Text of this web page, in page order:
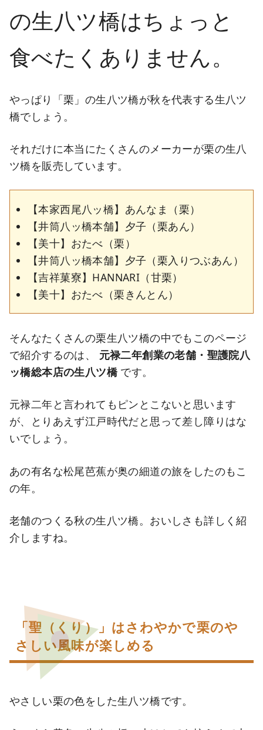
の生八ツ橋はちょっと
食べたくありません。
やっぱり「栗」の生八ツ橋が秋を代表する生八ツ
橋でしょう。
それだけに本当にたくさんのメーカーが栗の生八
ツ橋を販売しています。
【本家西尾八ッ橋】あんなま（栗）
【井筒八ッ橋本舗】夕子（栗あん）
【美十】おたべ（栗）
【井筒八ッ橋本舗】夕子（栗入りつぶあん）
【吉祥菓寮】HANNARI（甘栗）
【美十】おたべ（栗きんとん）
そんなたくさんの栗生八ツ橋の中でもこのページ
で紹介するのは、
元禄二年創業の老舗・聖護院八
ッ橋総本店の生八ツ橋 です。
元禄二年と言われてもピンとこないと思います
が、とりあえず江戸時代だと思って差し障りはな
いでしょう。
あの有名な松尾芭蕉が奥の細道の旅をしたのもこ
の年。
老舗のつくる秋の生八ツ橋。おいしさも詳しく紹
介しますね。
「聖（くり）」はさわやかで栗のや
さしい風味が楽しめる
やさしい栗の色をした生八ツ橋です。